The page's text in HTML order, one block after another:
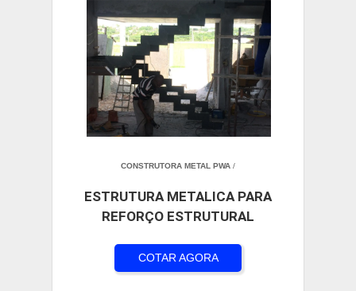
CONSTRUTORA METAL PWA /
ESTRUTURA METALICA PARA
REFORÇO ESTRUTURAL
COTAR AGORA